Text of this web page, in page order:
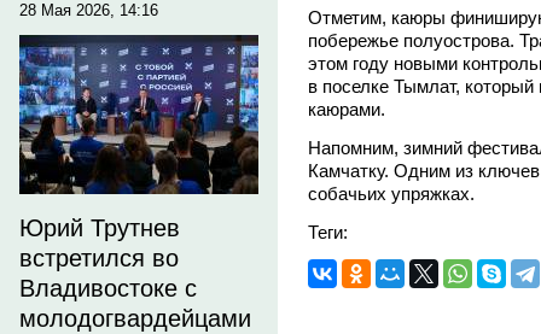
28 Мая 2026, 14:16
Юрий Трутнев
встретился во
Владивостоке с
молодогвардейцами
Отметим, каюры
побережье полуострова.
этом году новыми
в поселке Тымлат,
каюрами.
Напомним, зимний
Камчатку. Одним из
собачьих упряжках.
Теги: